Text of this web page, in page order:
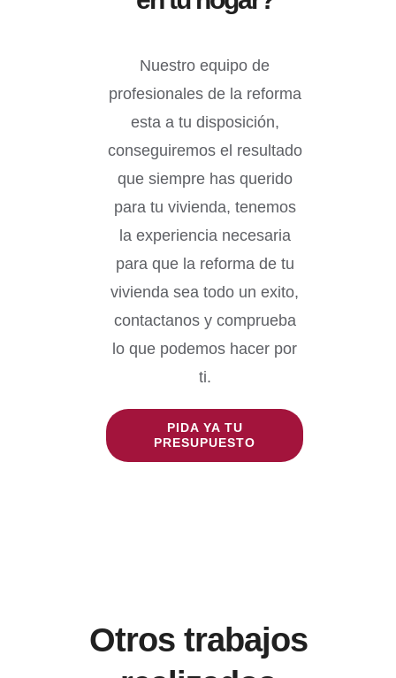
Nuestro equipo de
profesionales de la reforma
esta a tu disposición,
conseguiremos el resultado
que siempre has querido
para tu vivienda, tenemos
la experiencia necesaria
para que la reforma de tu
vivienda sea todo un exito,
contactanos y comprueba
lo que podemos hacer por
ti.
PIDA YA TU
PRESUPUESTO
Otros trabajos